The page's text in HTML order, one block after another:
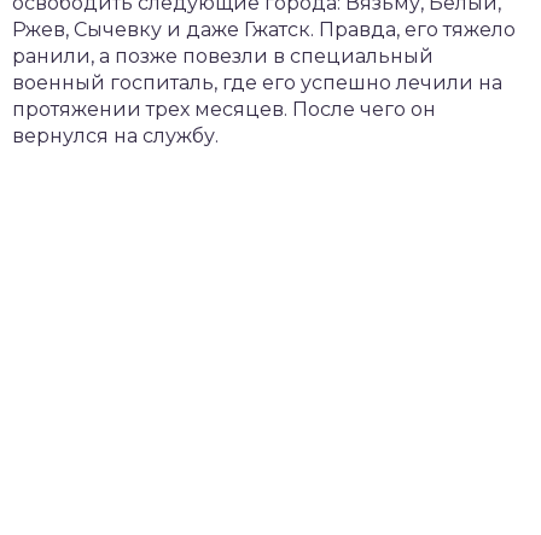
Ржев, Сычевку и даже Гжатск. Правда, его тяжело
ранили, а позже повезли в специальный
военный госпиталь, где его успешно лечили на
протяжении трех месяцев. После чего он
вернулся на службу.